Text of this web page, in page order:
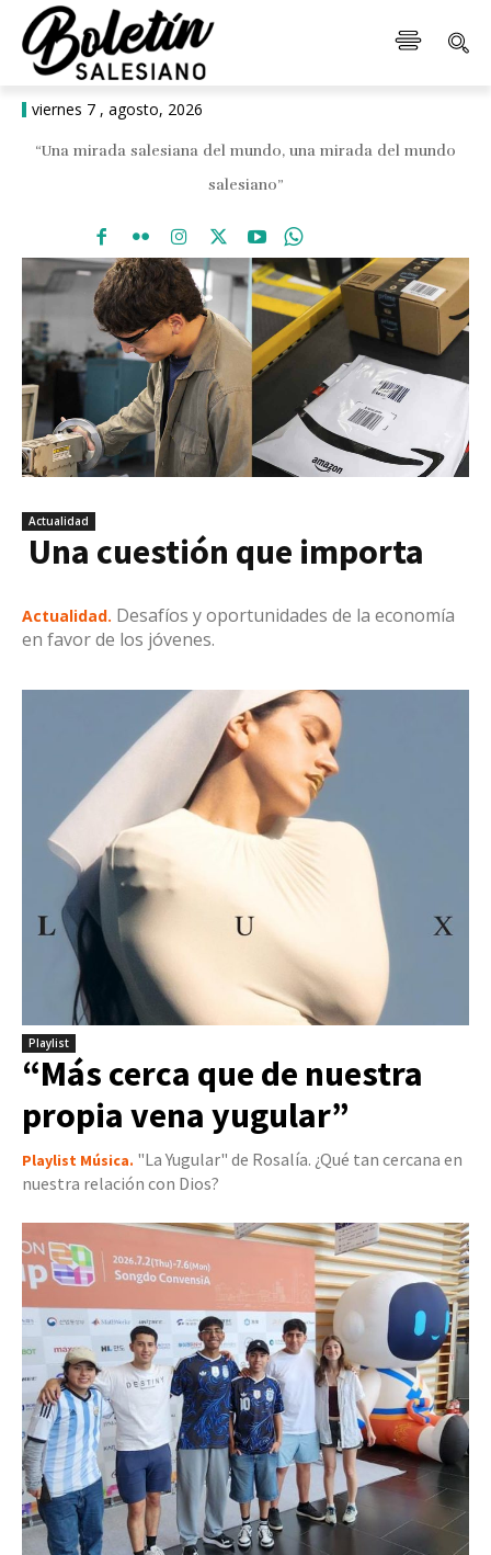
viernes 7 , agosto, 2026
“Una mirada salesiana del mundo, una mirada del mundo
salesiano”
Una cuestión que importa
Actualidad
Una cuestión que importa
Actualidad. Desafíos y oportunidades de la economía
en favor de los jóvenes.
Playlist
“Más cerca que de nuestra
propia vena yugular”
Playlist Música. "La Yugular" de Rosalía. ¿Qué tan cercana en
nuestra relación con Dios?